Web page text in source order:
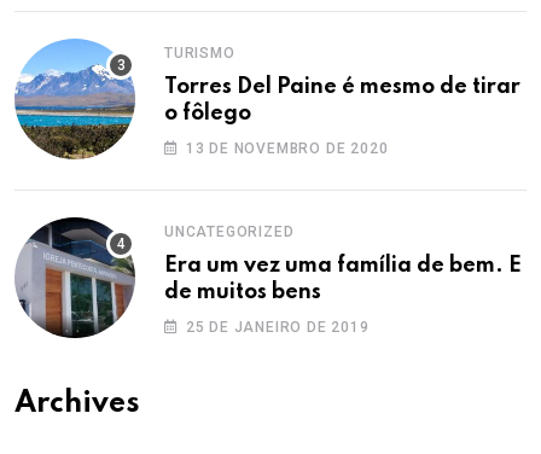
TURISMO
Torres Del Paine é mesmo de tirar
o fôlego
13 DE NOVEMBRO DE 2020
UNCATEGORIZED
Era um vez uma família de bem. E
de muitos bens
25 DE JANEIRO DE 2019
Archives